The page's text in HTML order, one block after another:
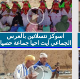
اسوكز نتسلاتين بالعرس
الجماعي ايت احيا جماعة حصيا